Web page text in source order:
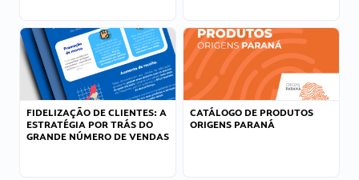
FIDELIZAÇÃO DE CLIENTES: A
ESTRATÉGIA POR TRÁS DO
GRANDE NÚMERO DE VENDAS
CATÁLOGO DE PRODUTOS
ORIGENS PARANÁ